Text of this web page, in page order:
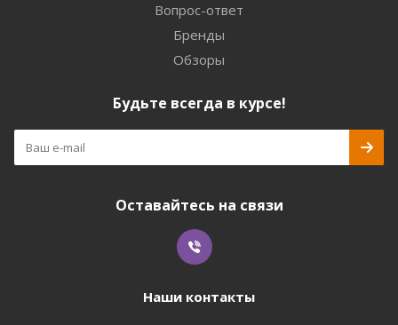
Вопрос-ответ
Бренды
Обзоры
Будьте всегда в курсе!
Оставайтесь на связи
Наши контакты